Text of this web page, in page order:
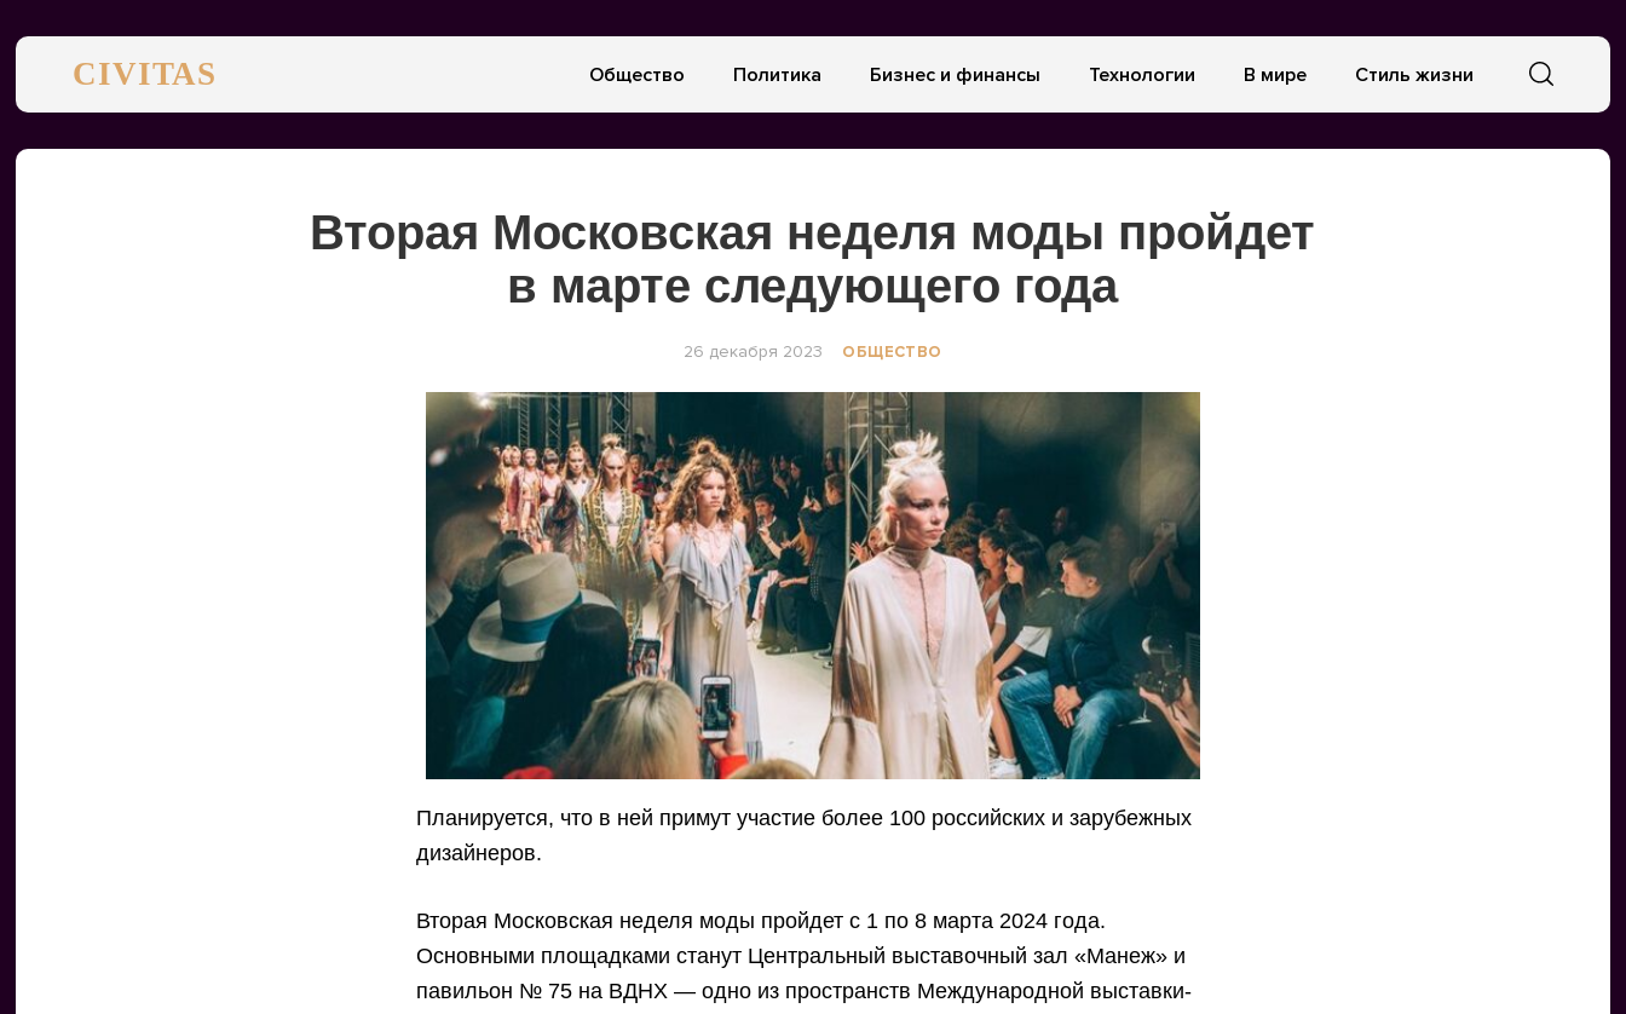
CIVITAS Общество Политика Бизнес и финансы Технологии В мире Стиль жизни
Вторая Московская неделя моды пройдет
в марте следующего года
26 декабря 2023 ОБЩЕСТВО
Планируется, что в ней примут участие более 100 российских и зарубежных
дизайнеров.
Вторая Московская неделя моды пройдет с 1 по 8 марта 2024 года.
Основными площадками станут Центральный выставочный зал «Манеж» и
павильон № 75 на ВДНХ — одно из пространств Международной выставки-